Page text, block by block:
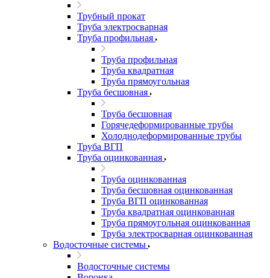
Трубный прокат
Труба электросварная
Труба профильная
Труба профильная
Труба квадратная
Труба прямоугольная
Труба бесшовная
Труба бесшовная
Горячедеформированные трубы
Холоднодеформированные трубы
Труба ВГП
Труба оцинкованная
Труба оцинкованная
Труба бесшовная оцинкованная
Труба ВГП оцинкованная
Труба квадратная оцинкованная
Труба прямоугольная оцинкованная
Труба электросварная оцинкованная
Водосточные системы
Водосточные системы